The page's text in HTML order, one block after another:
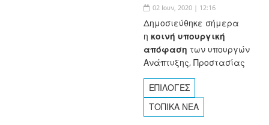
02 Ιουν, 2020 | 12:16
Δημοσιεύθηκε σήμερα
η κοινή υπουργική
απόφαση των υπουργών
Ανάπτυξης, Προστασίας
ΕΠΙΛΟΓΕΣ
ΤΟΠΙΚΑ ΝΕΑ